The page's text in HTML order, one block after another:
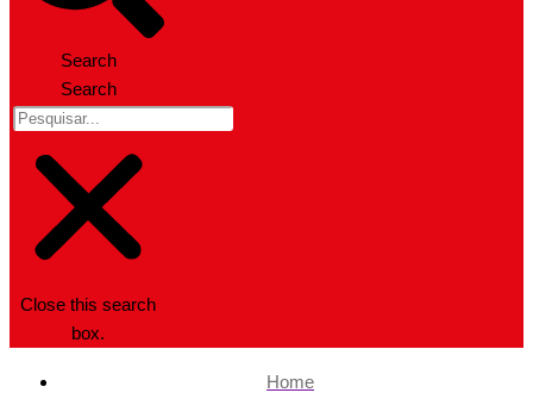
Search
Search
Close this search
box.
Home